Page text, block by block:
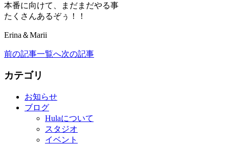
本番に向けて、まだまだやる事
たくさんあるぞぅ！！
Erina＆Marii
前の記事一覧へ次の記事
カテゴリ
お知らせ
ブログ
Hulaについて
スタジオ
イベント